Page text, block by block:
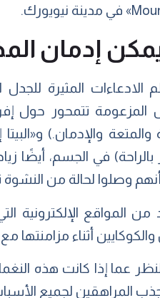
إدمان
المثيرة
المزعومة تتمحور حول
في الجسم، أيضًا
وصلوا لحالة من
من المواقع الإلكترونية
والكوكايين أثناء مزامنتها
عما إذا كانت هذه
المراهقين لجميع